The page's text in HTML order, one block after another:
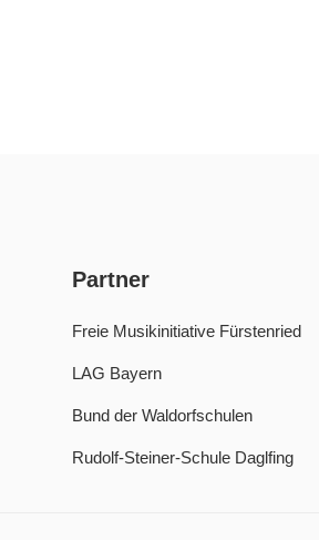
Partner
Freie Musikinitiative Fürstenried
LAG Bayern
Bund der Waldorfschulen
Rudolf-Steiner-Schule Daglfing